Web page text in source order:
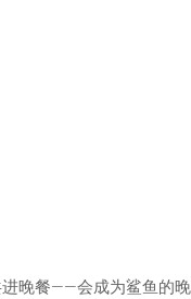
晚餐——会成为鲨鱼的